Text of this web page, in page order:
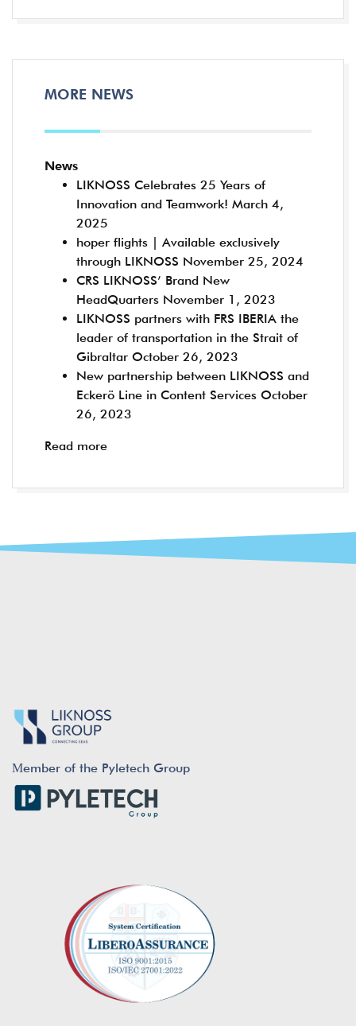
MORE NEWS
News
LIKNOSS Celebrates 25 Years of
Innovation and Teamwork! March 4,
2025
hoper flights | Available exclusively
through LIKNOSS November 25, 2024
CRS LIKNOSS’ Brand New
HeadQuarters November 1, 2023
LIKNOSS partners with FRS IBERIA the
leader of transportation in the Strait of
Gibraltar October 26, 2023
New partnership between LIKNOSS and
Eckerö Line in Content Services October
26, 2023
Read more
Μember of the Pyletech Group